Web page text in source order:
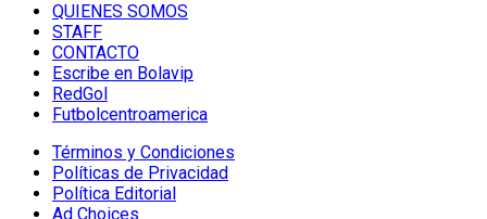
QUIENES SOMOS
STAFF
CONTACTO
Escribe en Bolavip
RedGol
Futbolcentroamerica
Términos y Condiciones
Políticas de Privacidad
Política Editorial
Ad Choices